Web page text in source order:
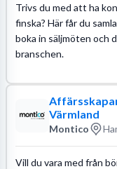
Trivs du med att ha
finska? Här får du
boka in säljmöten och
branschen.
Värmland
Montico
Vill du vara med från